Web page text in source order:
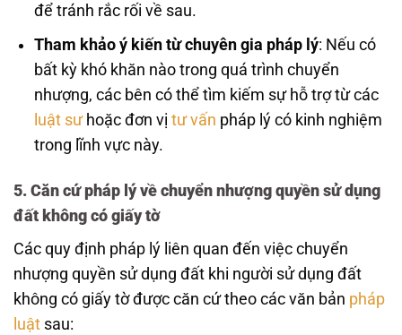
để tránh rắc rối về sau.
Tham khảo ý kiến từ chuyên gia pháp lý: Nếu có
bất kỳ khó khăn nào trong quá trình chuyển
nhượng, các bên có thể tìm kiếm sự hỗ trợ từ các
luật sưhoặc đơn vị tư vấn pháp lý có kinh nghiệm
trong lĩnh vực này.
5. Căn cứ pháp lý về chuyển nhượng quyền sử dụng
đất không có giấy tờ
Các quy định pháp lý liên quan đến việc chuyển
nhượng quyền sử dụng đất khi người sử dụng đất
không có giấy tờ được căn cứ theo các văn bản pháp
luật sau: